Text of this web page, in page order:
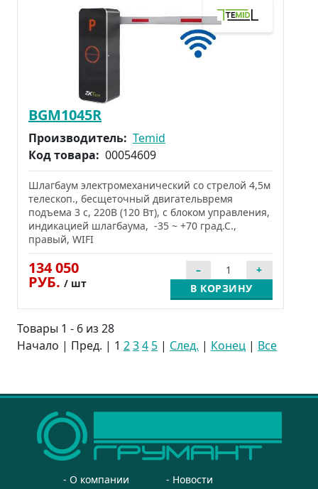
BGM1045R
Производитель: Temid
Код товара: 00054609
Шлагбаум электромеханический со стрелой 4,5м
телескоп., бесщеточный двигательвремя
подъема 3 c, 220В (120 Вт), с блоком управления,
индикацией шлагбаума, -35 ~ +70 град.С.,
правый, WIFI
134 050
РУБ. / шт В КОРЗИНУ
Товары 1 - 6 из 28
Начало | Пред. | 1 234 5 | След. | Конец | Все
О компании Новости